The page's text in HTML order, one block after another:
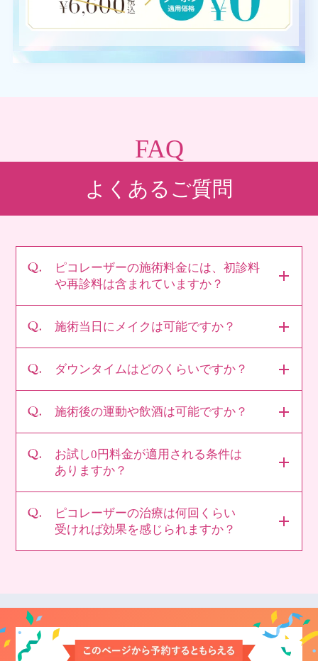
FAQ
よくあるご質問
ピコレーザーの施術料金には、初診料
や再診料は含まれていますか？
施術当日にメイクは可能ですか？
ダウンタイムはどのくらいですか？
施術後の運動や飲酒は可能ですか？
お試し0円料金が適用される条件は
ありますか？
ピコレーザーの治療は何回くらい
受ければ効果を感じられますか？